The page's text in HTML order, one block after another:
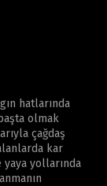
hatlarında
olmak
çağdaş
kar
yollarında